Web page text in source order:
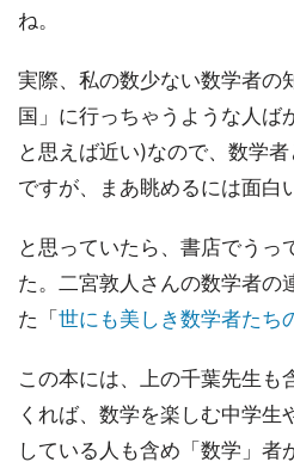
ね。
実際、私の数少ない数学者の
国」に行っちゃうような人ば
と思えば近い)なので、数学
ですが、まあ眺めるには面白
と思っていたら、書店でうっ
た。二宮敦人さんの数学者の
た「 世にも美しき数学者たち
この本には、上の千葉先生も
くれば、数学を楽しむ中学生
している人も含め「数学」者